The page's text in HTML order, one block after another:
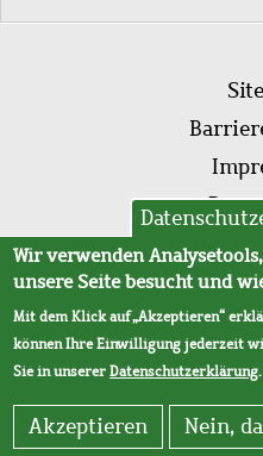
Wir verwenden
unsere Seite besucht und
Mit dem Klick auf „Akzeptieren“
können Ihre Einwilligung jederzeit
Sie in unsererDatenschutzerklärung.
Akzeptieren Nein,